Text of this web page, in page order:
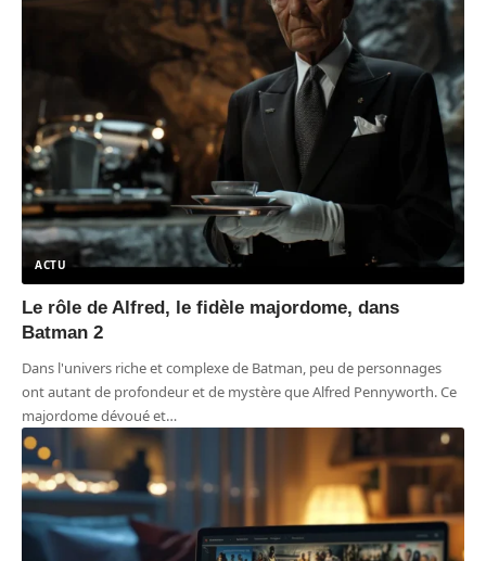
ACTU
Le rôle de Alfred, le fidèle majordome, dans
Batman 2
Dans l'univers riche et complexe de Batman, peu de personnages
ont autant de profondeur et de mystère que Alfred Pennyworth. Ce
majordome dévoué et…